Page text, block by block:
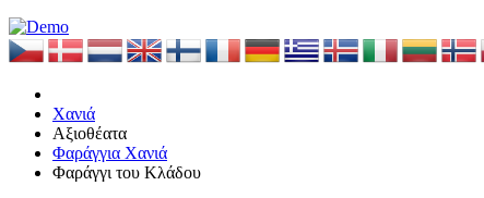
Χανιά
Αξιοθέατα
Φαράγγια Χανιά
Φαράγγι του Κλάδου